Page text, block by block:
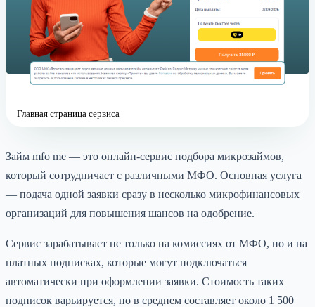
Главная страница сервиса
Займ mfo me — это онлайн-сервис подбора микрозаймов,
который сотрудничает с различными МФО. Основная услуга
— подача одной заявки сразу в несколько микрофинансовых
организаций для повышения шансов на одобрение.
Сервис зарабатывает не только на комиссиях от МФО, но и на
платных подписках, которые могут подключаться
автоматически при оформлении заявки. Стоимость таких
подписок варьируется, но в среднем составляет около 1 500